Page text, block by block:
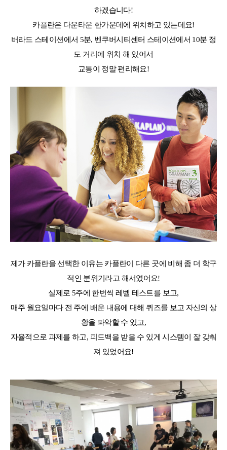
하겠습니다!
카플란은 다운타운 한가운데에 위치하고 있는데요!
버라드 스테이션에서 5분, 벤쿠버시티센터 스테이션에서 10분 정
도 거리에 위치 해 있어서
교통이 정말 편리해요!
제가 카플란을 선택한 이유는 카플란이 다른 곳에 비해 좀 더 학구
적인 분위기라고 해서였어요!
실제로 5주에 한번씩 레벨 테스트를 보고,
매주 월요일마다 전 주에 배운 내용에 대해 퀴즈를 보고 자신의 상
황을 파악할 수 있고,
자율적으로 과제를 하고, 피드백을 받을 수 있게 시스템이 잘 갖춰
져 있었어요!